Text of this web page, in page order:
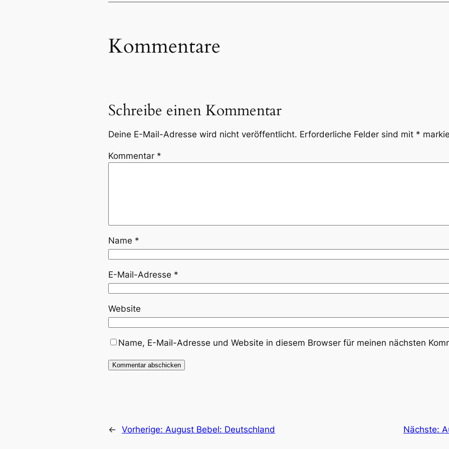
Kommentare
Schreibe einen Kommentar
Deine E-Mail-Adresse wird nicht veröffentlicht. Erforderliche Felder sind mit *
Kommentar *
Name *
E-Mail-Adresse *
Website
Name, E-Mail-Adresse und Website in diesem Browser für meinen nächsten
← Vorherige: August Bebel: Deutschland Nächste: